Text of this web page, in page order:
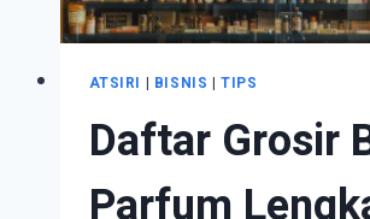
ATSIRI BISNIS |TIPS
Daftar Grosir